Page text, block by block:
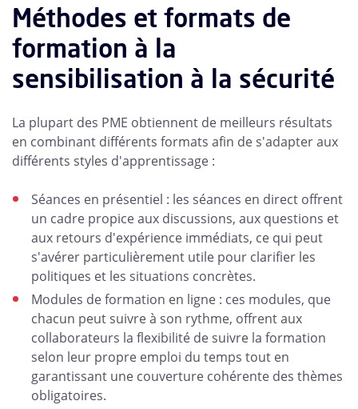
Méthodes et formats de
formation à la
sensibilisation à la sécurité
La plupart des PME obtiennent de meilleurs résultats
en combinant différents formats afin de s'adapter aux
différents styles d'apprentissage :
Séances en présentiel : les séances en direct offrent
un cadre propice aux discussions, aux questions et
aux retours d'expérience immédiats, ce qui peut
s'avérer particulièrement utile pour clarifier les
politiques et les situations concrètes.
Modules de formation en ligne : ces modules, que
chacun peut suivre à son rythme, offrent aux
collaborateurs la flexibilité de suivre la formation
selon leur propre emploi du temps tout en
garantissant une couverture cohérente des thèmes
obligatoires.